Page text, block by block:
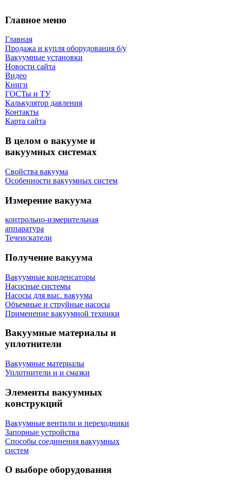
Главное меню
Главная
Продажа и купля оборудования б/y
Вакуумные установки
Новости сайта
Видео
Книги
ГОСТы и ТУ
Калькулятор давления
Контакты
Карта сaйта
В целом о вакууме и
вакуумных системах
Свойства вакуума
Особенности вакуумных систем
Измерение вакуума
контрольно-измерительная
аппаратура
Течеискатели
Получение вакуума
Вакуумные конденсаторы
Насосные системы
Насосы для выс. вакуума
Объемные и струйные насосы
Применение вакуумной техники
Вакуумные материалы и
уплотнители
Вакуумные материалы
Уплотнители и и смазки
Элементы вакуумных
конструкций
Вакуумные вентили и переходники
Запорные устройства
Способы соединения вакуумных
систем
О выборе оборудования